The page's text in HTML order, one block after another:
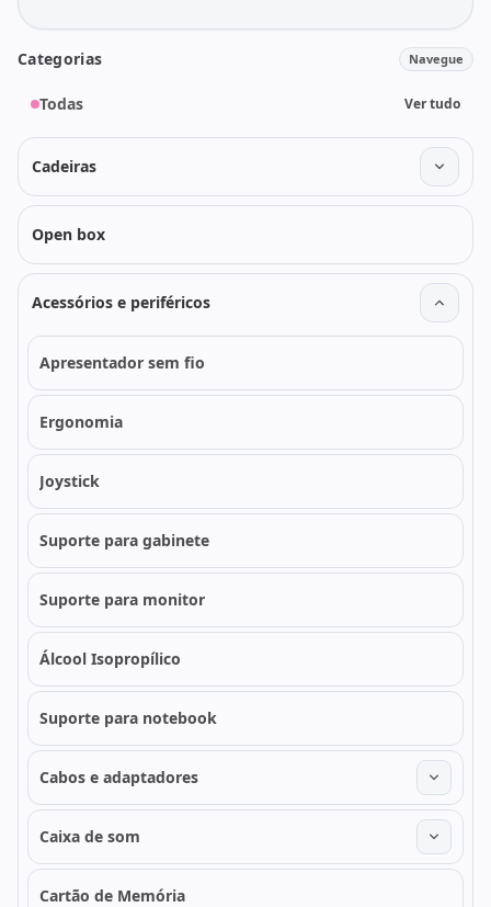
Categorias Navegue
Todas Ver tudo
Cadeiras
Open box
Acessórios e periféricos
Apresentador sem fio
Ergonomia
Joystick
Suporte para gabinete
Suporte para monitor
Álcool Isopropílico
Suporte para notebook
Cabos e adaptadores
Caixa de som
Cartão de Memória